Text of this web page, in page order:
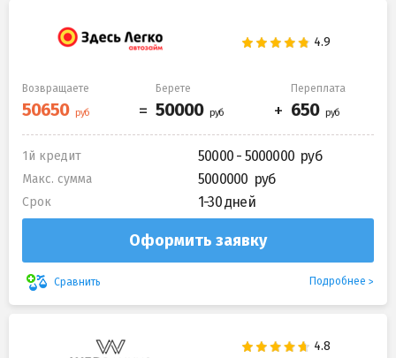
Возвращаете Берете Переплата
1й кредит 50000 - 5000000
Макс. сумма 5000000
Срок 1-30 дней
Оформить заявку
Сравнить Подробнее